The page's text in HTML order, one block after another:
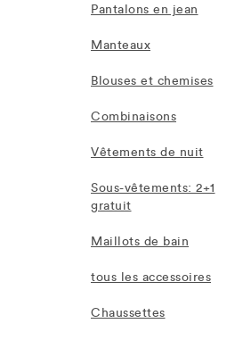
Pantalons en jean
Manteaux
Blouses et chemises
Combinaisons
Vêtements de nuit
Sous-vêtements: 2+1
gratuit
Maillots de bain
tous les accessoires
Chaussettes